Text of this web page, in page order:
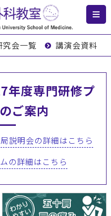
究会一覧 講演会資料
年度専門研修プ
ご案内
説明会の詳細はこちら
の詳細はこちら